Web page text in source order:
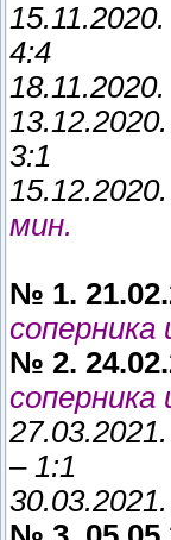
4:4
3:1
мин.
№ 1.
№ 2.
– 1:1